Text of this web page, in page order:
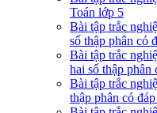
Toán lớp 5
Bài tập trắc
số thập phân có
Bài tập trắc
hai số thập phân
Bài tập trắc
thập phân có